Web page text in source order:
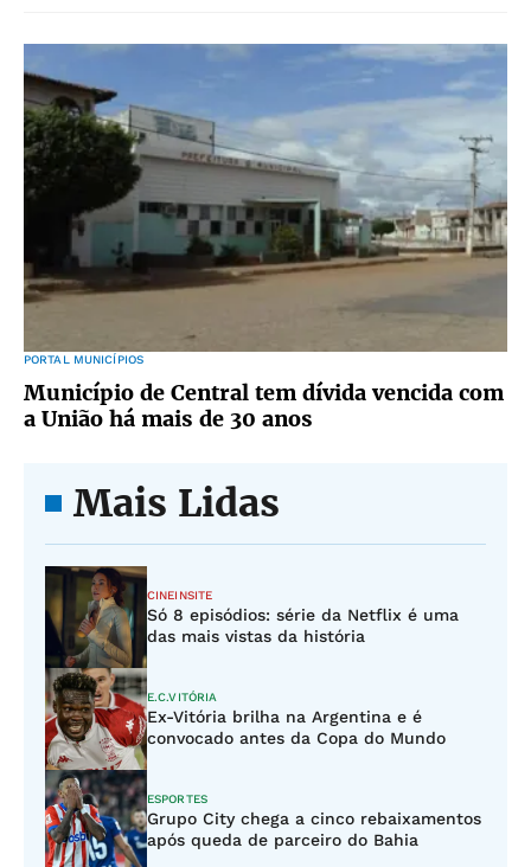
PORTAL MUNICÍPIOS
Município de Central tem dívida vencida com
a União há mais de 30 anos
Mais Lidas
CINEINSITE
Só 8 episódios: série da Netflix é uma
das mais vistas da história
E.C.VITÓRIA
Ex-Vitória brilha na Argentina e é
convocado antes da Copa do Mundo
ESPORTES
Grupo City chega a cinco rebaixamentos
após queda de parceiro do Bahia